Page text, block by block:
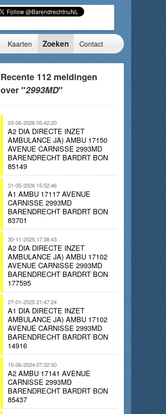
Kaarten Zoeken Contact
Recente 112 meldingen
over "2993MD"
03-06-2026 05:42:20
A2 DIA DIRECTE INZET
AMBULANCE JA) AMBU 17150
AVENUE CARNISSE 2993MD
BARENDRECHT BARDRT BON
85149
31-05-2026 15:52:46
A1 AMBU 17117 AVENUE
CARNISSE 2993MD
BARENDRECHT BARDRT BON
83701
30-11-2025 17:38:43
A2 DIA DIRECTE INZET
AMBULANCE JA) AMBU 17102
AVENUE CARNISSE 2993MD
BARENDRECHT BARDRT BON
177595
27-01-2025 21:47:24
A1 DIA DIRECTE INZET
AMBULANCE JA) AMBU 17102
AVENUE CARNISSE 2993MD
BARENDRECHT BARDRT BON
14916
15-06-2024 07:32:50
A2 AMBU 17141 AVENUE
CARNISSE 2993MD
BARENDRECHT BARDRT BON
85437